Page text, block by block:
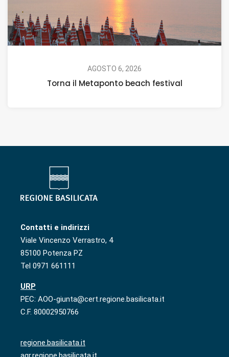
AGOSTO 6, 2026
Torna il Metaponto beach festival
Contatti e indirizzi
Viale Vincenzo Verrastro, 4
85100 Potenza PZ
Tel 0971 661111
URP
PEC: AOO-giunta@cert.regione.basilicata.it
C.F. 80002950766
regione.basilicata.it